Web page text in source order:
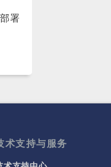
署
术支持与服务